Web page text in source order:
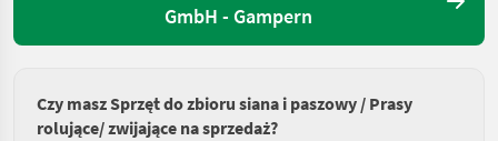
GmbH - Gampern
Czy masz Sprzęt do zbioru siana i paszowy / Prasy
rolujące/ zwijające na sprzedaż?